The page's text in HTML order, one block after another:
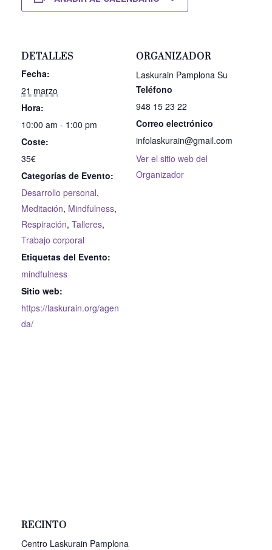
DETALLES
Fecha:
21 marzo
Hora:
10:00 am - 1:00 pm
Coste:
35€
Categorías de Evento:
Desarrollo personal,
Meditación, Mindfulness,
Respiración, Talleres,
Trabajo corporal
Etiquetas del Evento:
mindfulness
Sitio web:
https://laskurain.org/agen
da/
ORGANIZADOR
Laskurain Pamplona Su
Teléfono
948 15 23 22
Correo electrónico
infolaskurain@gmail.com
Ver el sitio web del
Organizador
RECINTO
Centro Laskurain Pamplona